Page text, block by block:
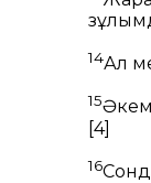
14Ал
15
[4]
16